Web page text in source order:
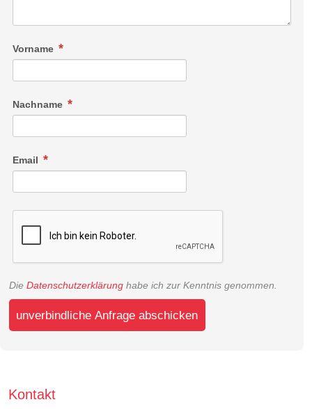
Vorname
Nachname
Email
Die Datenschutzerklärung habe ich zur Kenntnis genommen.
unverbindliche Anfrage abschicken
Kontakt